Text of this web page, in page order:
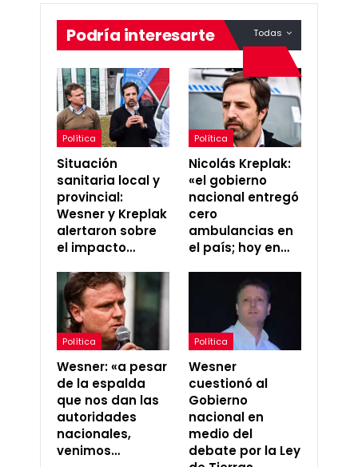
Todas
Podría interesarte
Política
Situación
sanitaria local y
provincial:
Wesner y Kreplak
alertaron sobre
el impacto…
Política
Nicolás Kreplak:
«el gobierno
nacional entregó
cero
ambulancias en
el país; hoy en…
Política
Wesner: «a pesar
de la espalda
que nos dan las
autoridades
nacionales,
venimos…
Política
Wesner
cuestionó al
Gobierno
nacional en
medio del
debate por la Ley